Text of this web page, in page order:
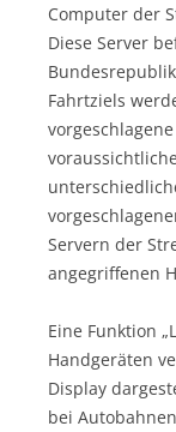
Computer der
Diese Server
Fahrtziels
Servern der
angegriffenen
Eine Funktion
Handgeräten
Display
bei